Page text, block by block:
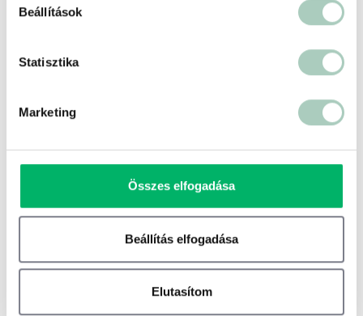
Beállítások
Statisztika
Marketing
Összes elfogadása
Beállítás elfogadása
Elutasítom
Orgona Koncert a Szent István
Hungária Koncert Kft.
Belépő 1 fő részére - 6 490 Ft